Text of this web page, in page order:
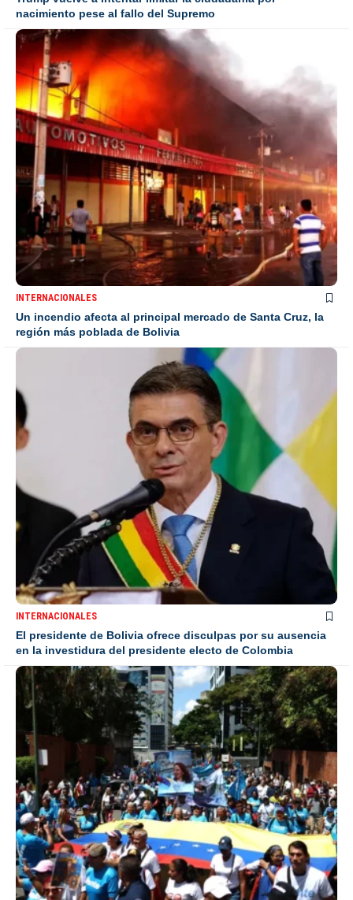
nacimiento pese al fallo del Supremo
INTERNACIONALES
Un incendio afecta al principal mercado de Santa Cruz, la
región más poblada de Bolivia
INTERNACIONALES
El presidente de Bolivia ofrece disculpas por su ausencia
en la investidura del presidente electo de Colombia